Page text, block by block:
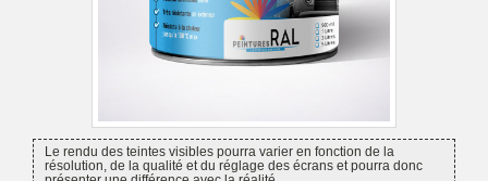
Le rendu des teintes visibles pourra varier en fonction de la
résolution, de la qualité et du réglage des écrans et pourra donc